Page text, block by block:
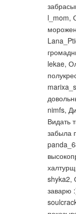
l_mom,
lekae,
nimfs,
Видать
забыла
shyka2,
заварю